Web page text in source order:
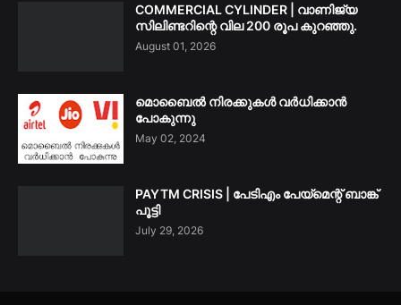
COMMERCIAL CYLINDER | വാണിജ്യ
സിലിണ്ടറിന്റെ വില 200 രൂപ കുറഞ്ഞു.
August 01, 2026
മൊബൈൽ നിരക്കുകൾ വർധിക്കാൻ
പോകുന്നു
May 02, 2024
PAYTM CRISIS | പേടിഎം പേയ്മെന്റ് ബാങ്ക്
പൂട്ടി
July 29, 2026